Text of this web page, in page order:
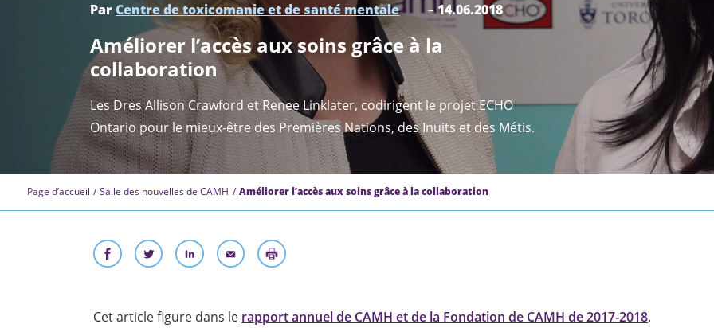
ParCentre de toxicomanie et de santé mentale –14.06.2018
Améliorer l’accès aux soins grâce à la
collaboration
Les Dres Allison Crawford et Renee Linklater, codirigent le projet ECHO
Ontario pour le mieux-être des Premières Nations, des Inuits et des Métis.
Page d’accueil Salle des nouvelles de CAMH Améliorer l’accès aux soins grâce à la collaboration
Cet article figure dans le rapport annuel de CAMH et de la Fondation de CAMH de 2017-2018.